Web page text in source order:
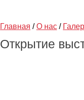
Главная / О нас /
Открытие